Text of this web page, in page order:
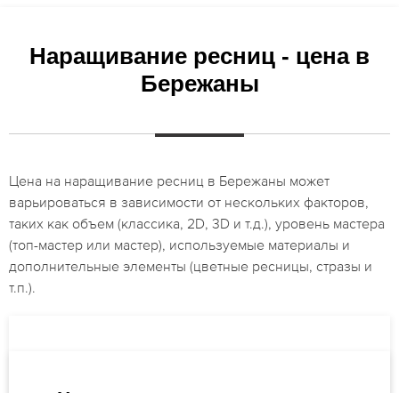
Наращивание ресниц - цена в
Бережаны
Цена на наращивание ресниц в Бережаны может
варьироваться в зависимости от нескольких факторов,
таких как объем (классика, 2D, 3D и т.д.), уровень мастера
(топ-мастер или мастер), используемые материалы и
дополнительные элементы (цветные ресницы, стразы и
т.п.).